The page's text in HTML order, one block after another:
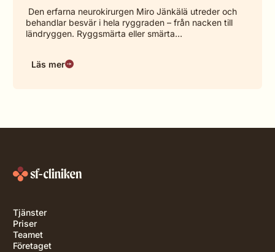
Den erfarna neurokirurgen Miro Jänkälä utreder och
behandlar besvär i hela ryggraden – från nacken till
ländryggen. Ryggsmärta eller smärta…
Läs mer
Tjänster
Priser
Teamet
Företaget